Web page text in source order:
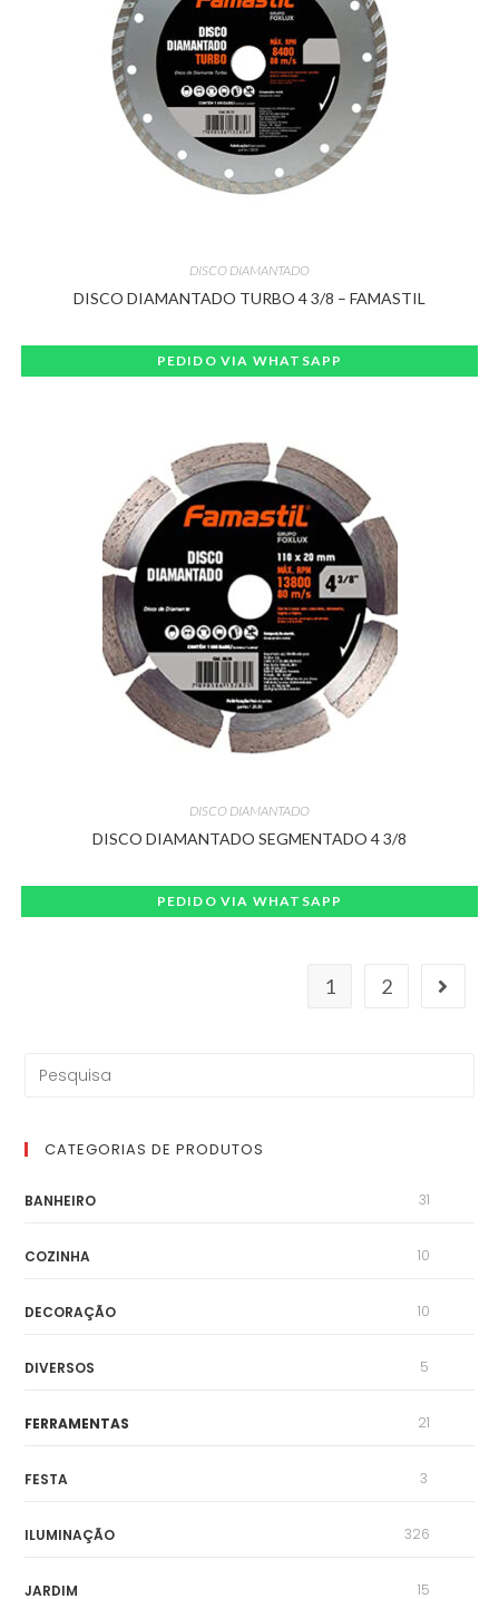
DISCO DIAMANTADO
DISCO DIAMANTADO TURBO 4 3/8 – FAMASTIL
PEDIDO VIA WHATSAPP
DISCO DIAMANTADO
DISCO DIAMANTADO SEGMENTADO 4 3/8
PEDIDO VIA WHATSAPP
1 2
CATEGORIAS DE PRODUTOS
BANHEIRO 31
COZINHA 10
DECORAÇÃO 10
DIVERSOS 5
FERRAMENTAS 21
FESTA 3
ILUMINAÇÃO 326
JARDIM 15